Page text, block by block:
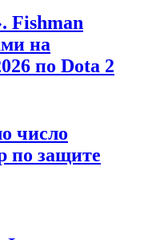
Fishman
на
по Dota 2
число
по защите